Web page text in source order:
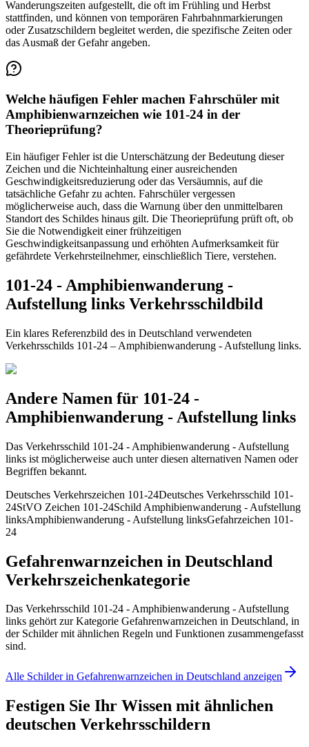
Wanderungszeiten aufgestellt, die oft im Frühling und Herbst
stattfinden, und können von temporären Fahrbahnmarkierungen
oder Zusatzschildern begleitet werden, die spezifische Zeiten oder
das Ausmaß der Gefahr angeben.
Welche häufigen Fehler machen Fahrschüler mit
Amphibienwarnzeichen wie 101-24 in der
Theorieprüfung?
Ein häufiger Fehler ist die Unterschätzung der Bedeutung dieser
Zeichen und die Nichteinhaltung einer ausreichenden
Geschwindigkeitsreduzierung oder das Versäumnis, auf die
tatsächliche Gefahr zu achten. Fahrschüler vergessen
möglicherweise auch, dass die Warnung über den unmittelbaren
Standort des Schildes hinaus gilt. Die Theorieprüfung prüft oft, ob
Sie die Notwendigkeit einer frühzeitigen
Geschwindigkeitsanpassung und erhöhten Aufmerksamkeit für
gefährdete Verkehrsteilnehmer, einschließlich Tiere, verstehen.
101-24 - Amphibienwanderung -
Aufstellung links Verkehrsschildbild
Ein klares Referenzbild des in Deutschland verwendeten
Verkehrsschilds 101-24 – Amphibienwanderung - Aufstellung links.
Andere Namen für 101-24 -
Amphibienwanderung - Aufstellung links
Das Verkehrsschild 101-24 - Amphibienwanderung - Aufstellung
links ist möglicherweise auch unter diesen alternativen Namen oder
Begriffen bekannt.
Deutsches Verkehrszeichen 101-24Deutsches Verkehrsschild 101-
24StVO Zeichen 101-24Schild Amphibienwanderung - Aufstellung
linksAmphibienwanderung - Aufstellung linksGefahrzeichen 101-
24
Gefahrenwarnzeichen in Deutschland
Verkehrszeichenkategorie
Das Verkehrsschild 101-24 - Amphibienwanderung - Aufstellung
links gehört zur Kategorie Gefahrenwarnzeichen in Deutschland, in
der Schilder mit ähnlichen Regeln und Funktionen zusammengefasst
sind.
Alle Schilder in Gefahrenwarnzeichen in Deutschland anzeigen
Festigen Sie Ihr Wissen mit ähnlichen
deutschen Verkehrsschildern